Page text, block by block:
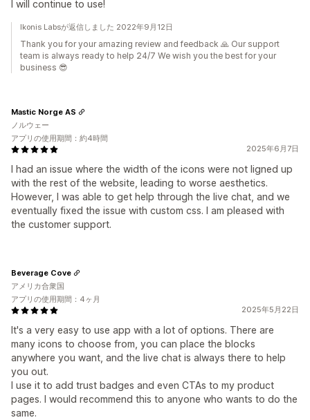
I will continue to use!
Ikonis Labsが返信しました 2022年9月12日
Thank you for your amazing review and feedback 🙏 Our support
team is always ready to help 24/7 We wish you the best for your
business 😎
2025年6月7日
I had an issue where the width of the icons were not ligned up
with the rest of the website, leading to worse aesthetics.
However, I was able to get help through the live chat, and we
eventually fixed the issue with custom css. I am pleased with
the customer support.
Mastic Norge AS
ノルウェー
アプリの使用期間：約4時間
2025年5月22日
It's a very easy to use app with a lot of options. There are
many icons to choose from, you can place the blocks
anywhere you want, and the live chat is always there to help
you out.
I use it to add trust badges and even CTAs to my product
pages. I would recommend this to anyone who wants to do the
same.
Beverage Cove
アメリカ合衆国
アプリの使用期間：4ヶ月